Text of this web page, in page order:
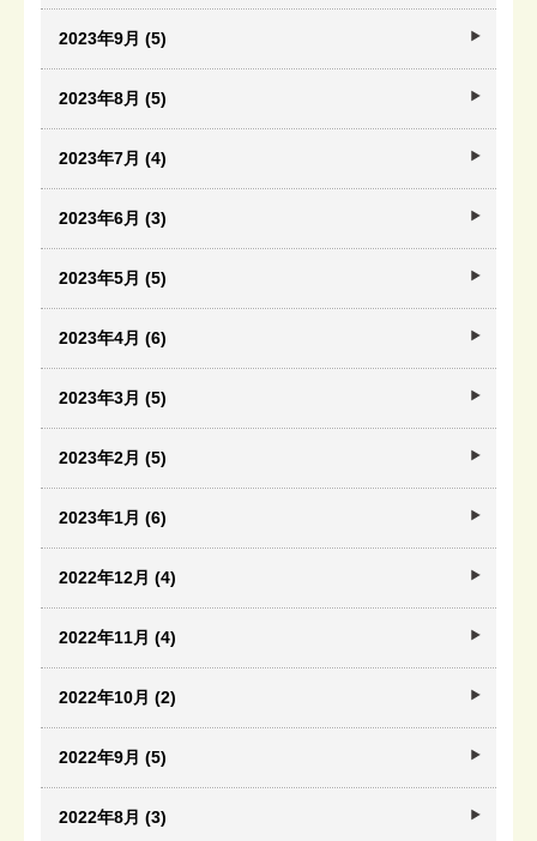
2023年9月 (5)
2023年8月 (5)
2023年7月 (4)
2023年6月 (3)
2023年5月 (5)
2023年4月 (6)
2023年3月 (5)
2023年2月 (5)
2023年1月 (6)
2022年12月 (4)
2022年11月 (4)
2022年10月 (2)
2022年9月 (5)
2022年8月 (3)